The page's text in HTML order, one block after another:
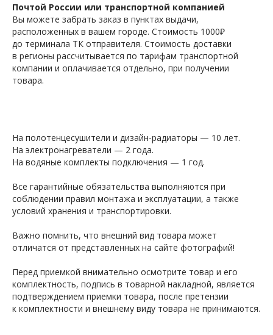
Почтой России или транспортной компанией
Вы можете забрать заказ в пунктах выдачи,
расположенных в вашем городе. Стоимость 1000₽
до терминала ТК отправителя. Стоимость доставки
в регионы рассчитывается по тарифам транспортной
компании и оплачивается отдельно, при получении
товара.
На полотенцесушители и дизайн-радиаторы — 10 лет.
На электронагреватели — 2 года.
На водяные комплекты подключения — 1 год.
Все гарантийные обязательства выполняются при
соблюдении правил монтажа и эксплуатации, а также
условий хранения и транспортировки.
Важно помнить, что внешний вид товара может
отличатся от представленных на сайте фотографий!
Перед приемкой внимательно осмотрите товар и его
комплектность, подпись в товарной накладной, является
подтверждением приемки товара, после претензии
к комплектности и внешнему виду товара не принимаются.